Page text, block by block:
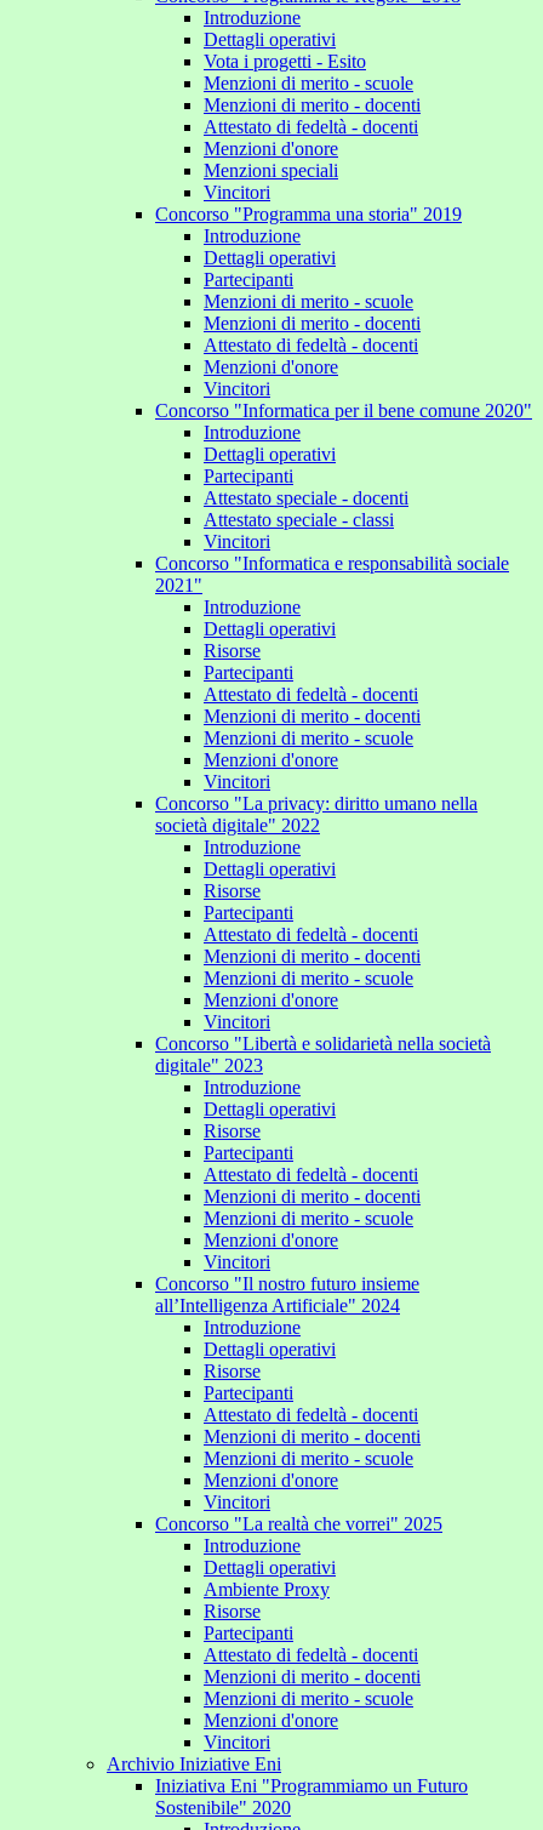
Introduzione
Dettagli operativi
Vota i progetti - Esito
Menzioni di merito - scuole
Menzioni di merito - docenti
Attestato di fedeltà - docenti
Menzioni d'onore
Menzioni speciali
Vincitori
Concorso "Programma una storia" 2019
Introduzione
Dettagli operativi
Partecipanti
Menzioni di merito - scuole
Menzioni di merito - docenti
Attestato di fedeltà - docenti
Menzioni d'onore
Vincitori
Concorso "Informatica per il bene comune 2020"
Introduzione
Dettagli operativi
Partecipanti
Attestato speciale - docenti
Attestato speciale - classi
Vincitori
Concorso "Informatica e responsabilità sociale
2021"
Introduzione
Dettagli operativi
Risorse
Partecipanti
Attestato di fedeltà - docenti
Menzioni di merito - docenti
Menzioni di merito - scuole
Menzioni d'onore
Vincitori
Concorso "La privacy: diritto umano nella
società digitale" 2022
Introduzione
Dettagli operativi
Risorse
Partecipanti
Attestato di fedeltà - docenti
Menzioni di merito - docenti
Menzioni di merito - scuole
Menzioni d'onore
Vincitori
Concorso "Libertà e solidarietà nella società
digitale" 2023
Introduzione
Dettagli operativi
Risorse
Partecipanti
Attestato di fedeltà - docenti
Menzioni di merito - docenti
Menzioni di merito - scuole
Menzioni d'onore
Vincitori
Concorso "Il nostro futuro insieme
all’Intelligenza Artificiale" 2024
Introduzione
Dettagli operativi
Risorse
Partecipanti
Attestato di fedeltà - docenti
Menzioni di merito - docenti
Menzioni di merito - scuole
Menzioni d'onore
Vincitori
Concorso "La realtà che vorrei" 2025
Introduzione
Dettagli operativi
Ambiente Proxy
Risorse
Partecipanti
Attestato di fedeltà - docenti
Menzioni di merito - docenti
Menzioni di merito - scuole
Menzioni d'onore
Vincitori
Archivio Iniziative Eni
Iniziativa Eni "Programmiamo un Futuro
Sostenibile" 2020